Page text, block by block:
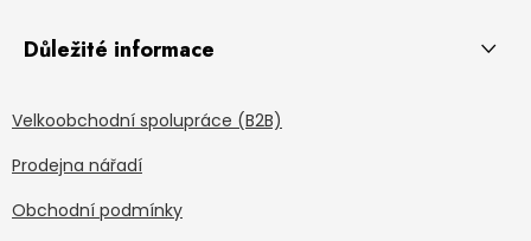
Důležité informace
Velkoobchodní spolupráce (B2B)
Prodejna nářadí
Obchodní podmínky